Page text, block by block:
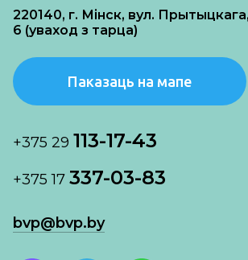
220140, г. Мінск, вул.
6 (уваход з тарца)
Паказаць на мапе
+375 29 113-17-43
+375 17 337-03-83
bvp@bvp.by